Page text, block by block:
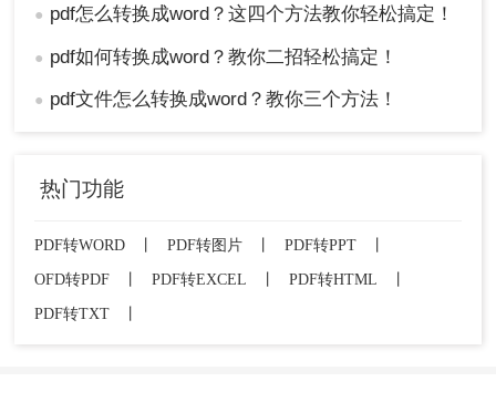
质量，确保转换后的文件能够满足自己的需求。
● pdf怎么转换成word？这四个方法教你轻松搞定！
● pdf如何转换成word？教你二招轻松搞定！
● pdf文件怎么转换成word？教你三个方法！
热门功能
PDF转WORD PDF转图片 PDF转PPT
OFD转PDF
PDF转EXCEL PDF转HTML
PDF转TXT